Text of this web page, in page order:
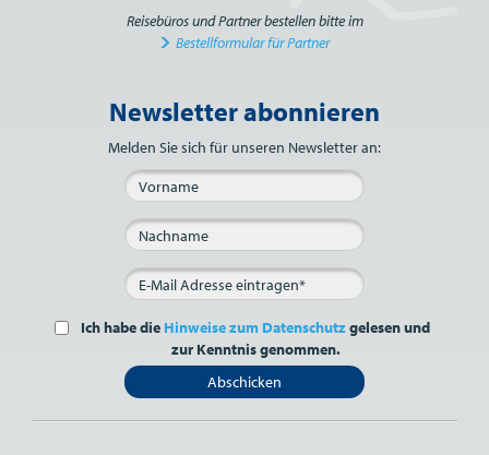
Reisebüros und Partner bestellen bitte im
Bestellformular für Partner
Bitte nicht ausfüllen.
Newsletter abonnieren
Melden Sie sich für unseren Newsletter an:
Ich habe die Hinweise zum Datenschutzgelesen und
zur Kenntnis genommen.
Abschicken